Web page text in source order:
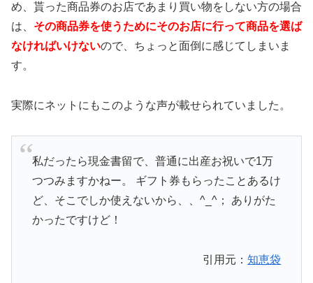
め、貰った商品券のお店であまり買い物をしない方の場合
は、 その商品券を使うためにそのお店に行って商品を選ば
なければいけないので、ちょっと面倒に感じてしまいま
す。
実際にネットにもこのような声が載せられていました。
私だったら現金書留で、普通に出産お祝いで1万
つつみますかねー。 ギフト券もらったことあるけ
ど、そこでしか使えないから、、^_^； ありがた
かったですけど！
引用元：知恵袋